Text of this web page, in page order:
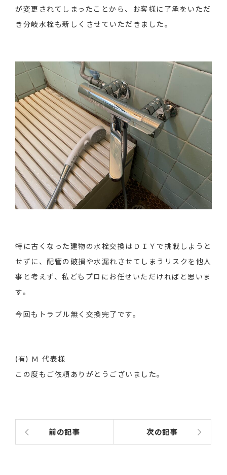
が変更されてしまったことから、お客様に了承をいただ
き分岐水栓も新しくさせていただきました。
特に古くなった建物の水栓交換はＤＩＹで挑戦しようと
せずに、配管の破損や水漏れさせてしまうリスクを他人
事と考えず、私どもプロにお任せいただければと思いま
す。
今回もトラブル無く交換完了です。
(有) Ｍ 代表様
この度もご依頼ありがとうございました。
前の記事 次の記事